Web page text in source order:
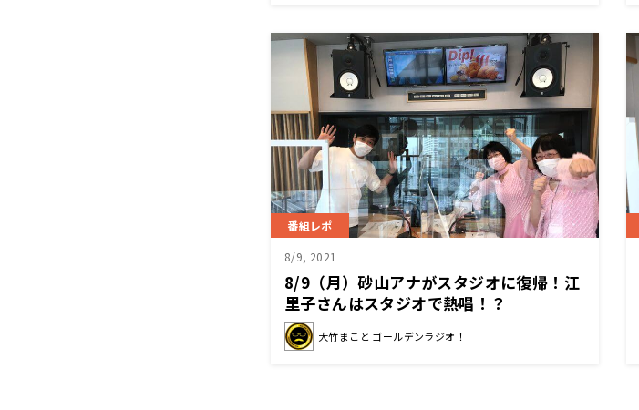
番組レポ
8/9, 2021
8/9（月）砂山アナがスタジオに復帰！江
里子さんはスタジオで熱唱！？
大竹まこと ゴールデンラジオ！